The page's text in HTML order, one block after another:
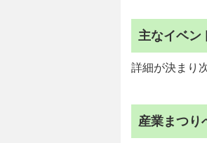
主なイベン
詳細が決まり
産業まつり